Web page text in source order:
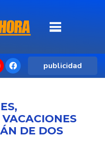
publicidad
DE DOS